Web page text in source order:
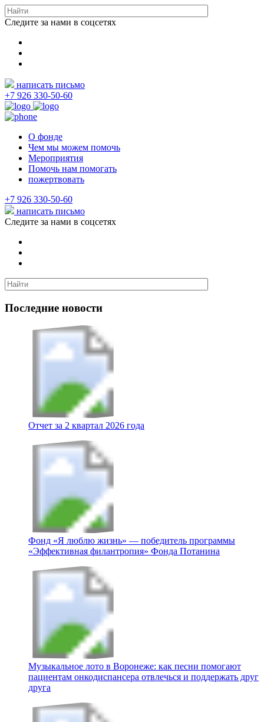
Следите за нами в соцсетях
написать письмо
+7 926 330-50-60
О фонде
Чем мы можем помочь
Мероприятия
Помочь нам помогать
пожертвовать
+7 926 330-50-60
написать письмо
Следите за нами в соцсетях
Последние новости
Отчет за 2 квартал 2026 года
Фонд «Я люблю жизнь» — победитель программы
«Эффективная филантропия» Фонда Потанина
Музыкальное лото в Воронеже: как песни помогают
пациентам онкодиспансера отвлечься и поддержать друг
друга